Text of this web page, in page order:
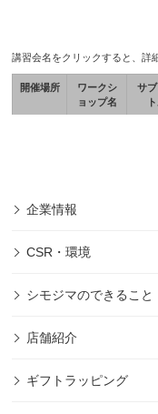
講習会名をクリックすると、詳
開催場所
ワークシ
ョップ名
サ
企業情報
CSR・環境
シモジマのできること
店舗紹介
ギフトラッピング